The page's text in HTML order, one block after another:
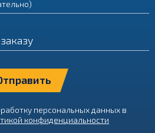
персональных данных в
конфиденциальности